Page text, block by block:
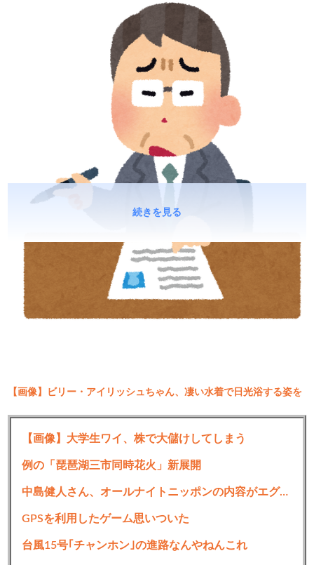
【画像】ビリー・アイリッシュちゃん、凄い水着で日光浴する姿を
落としてくれねえかな
続きを読む
続きを見る
【画像】大学生ワイ、株で大儲けしてしまう
例の「琵琶湖三市同時花火」新展開
中島健人さん、オールナイトニッポンの内容がエグすぎるｗｗｗｗｗ
GPSを利用したゲーム思いついた
台風15号｢チャンホン｣の進路なんやねんこれ